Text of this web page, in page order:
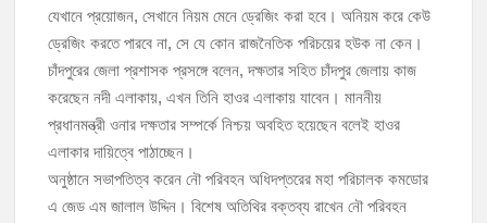
যেখানে প্রয়োজন, সেখানে নিয়ম মেনে ড্রেজিং করা হবে। অনিয়ম করে কেউ
ড্রেজিং করতে পারবে না, সে যে কোন রাজনৈতিক পরিচয়ের হউক না কেন।
চাঁদপুরের জেলা প্রশাসক প্রসঙ্গে বলেন, দক্ষতার সহিত চাঁদপুর জেলায় কাজ
করেছেন নদী এলাকায়, এখন তিনি হাওর এলাকায় যাবেন। মাননীয়
প্রধানমন্ত্রী ওনার দক্ষতার সম্পর্কে নিশ্চয় অবহিত হয়েছেন বলেই হাওর
এলাকার দায়িত্বে পাঠাচ্ছেন।
অনুষ্ঠানে সভাপতিত্ব করেন নৌ পরিবহন অধিদপ্তরের মহা পরিচালক কমডোর
এ জেড এম জালাল উদ্দিন। বিশেষ অতিথির বক্তব্য রাখেন নৌ পরিবহন